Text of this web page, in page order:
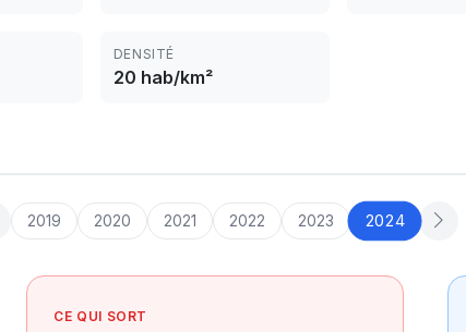
DENSITÉ
20 hab/km²
2019 2020 2021 2022 2023 2024
CE QUI SORT